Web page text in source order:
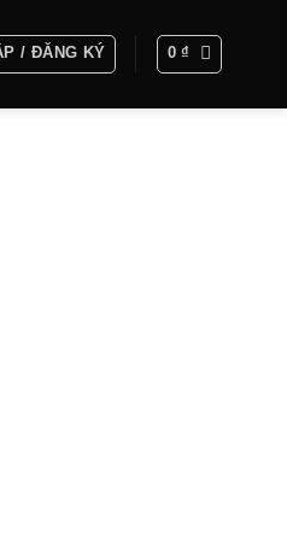
/ ĐĂNG KÝ 0₫